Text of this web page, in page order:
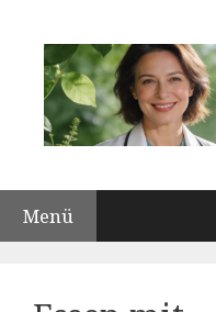
Inhalt
springen
Menü